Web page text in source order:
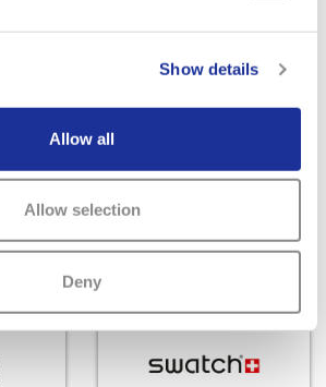
Show details
Allow all
Allow selection
Deny